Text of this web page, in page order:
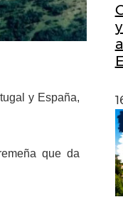
y España,
que da